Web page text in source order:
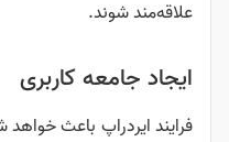
علاقه‌مند شوند.
ایجاد جامعه کاربری
فرایند ایردراپ باعث